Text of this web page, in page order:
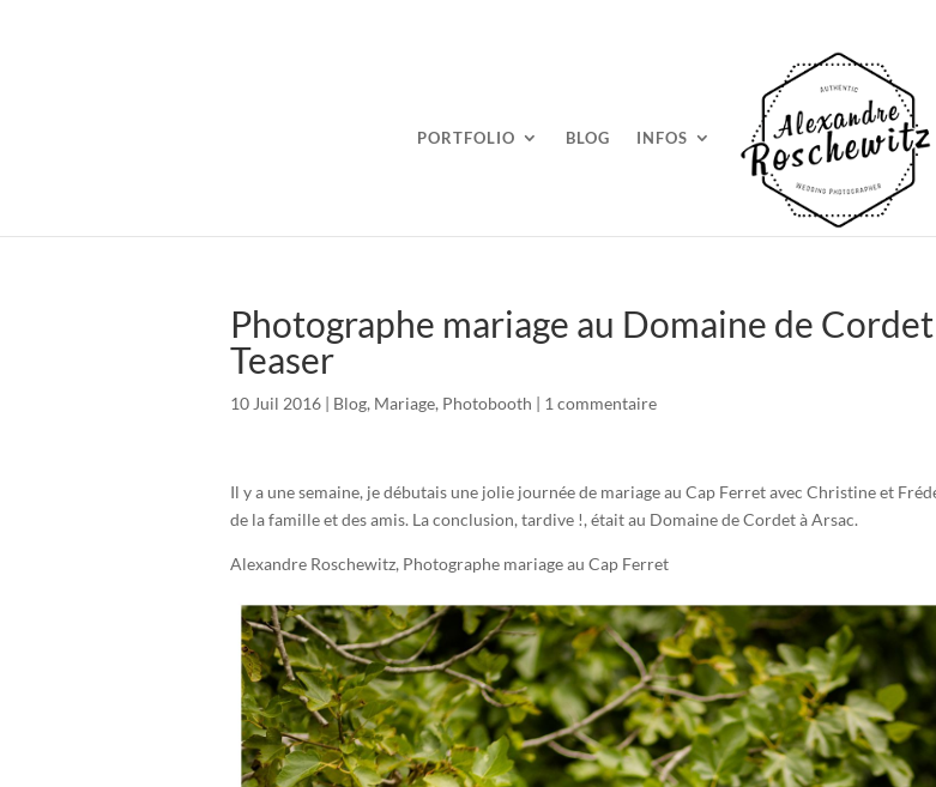
PORTFOLIO BLOG INFOS
Photographe mariage au Domaine de
Teaser
10 Juil 2016 | Blog, Mariage, Photobooth | 1 commentaire
Il y a une semaine, je débutais une jolie journée de mariage au Cap Ferret avec Christine et
de la famille et des amis. La conclusion, tardive !, était au Domaine de Cordet à Arsac.
Alexandre Roschewitz, Photographe mariage au Cap Ferret